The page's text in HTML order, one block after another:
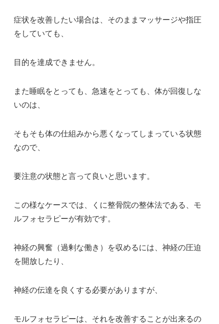
症状を改善したい場合は、そのままマッサージや指圧
をしていても、
目的を達成できません。
また睡眠をとっても、急速をとっても、体が回復しな
いのは、
そもそも体の仕組みから悪くなってしまっている状態
なので、
要注意の状態と言って良いと思います。
この様なケースでは、くに整骨院の整体法である、モ
ルフォセラピーが有効です。
神経の興奮（過剰な働き）を収めるには、神経の圧迫
を開放したり、
神経の伝達を良くする必要がありますが、
モルフォセラピーは、それを改善することが出来るの